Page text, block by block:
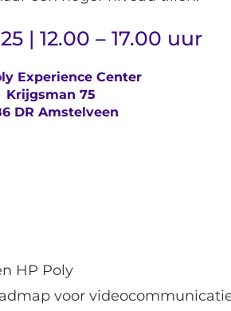
| 12.00 – 17.00 uur
Experience Center
Krijgsman 75
DR Amstelveen
HP Poly
voor